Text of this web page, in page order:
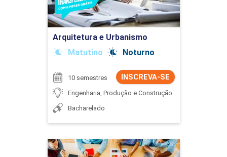
Arquitetura e Urbanismo
Matutino
Noturno
INSCREVA-SE
10 semestres
Engenharia, Produção e Construção
Bacharelado
Ir para Inscrição
Artes Visuais